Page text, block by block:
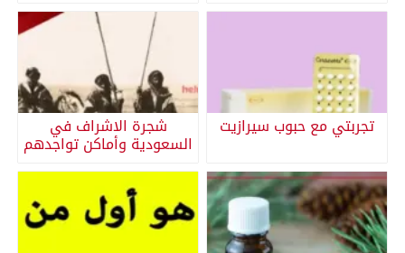
تجربتي مع حبوب سيرازيت شجرة الاشراف في
السعودية وأماكن تواجدهم